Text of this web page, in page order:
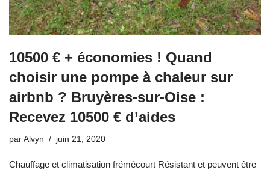
10500 € + économies ! Quand
choisir une pompe à chaleur sur
airbnb ? Bruyères-sur-Oise :
Recevez 10500 € d’aides
par Alvyn juin 21, 2020
Chauffage et climatisation frémécourt Résistant et peuvent être